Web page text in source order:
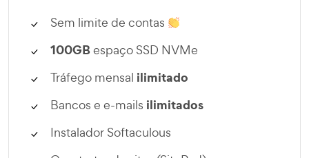
Sem limite de contas
100GBespaço SSD NVMe
Tráfego mensal ilimitado
Bancos e e-mails ilimitados
Instalador Softaculous